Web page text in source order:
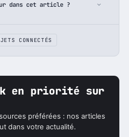
dans cet article ?
CONNECTÉS
en priorité sur
préférées : nos articles
dans votre actualité.